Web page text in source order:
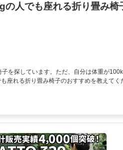
の人でも座れる折り畳み椅
を探しています。ただ、自分は体重が
座れる折り畳み椅子のおすすめを教えてく